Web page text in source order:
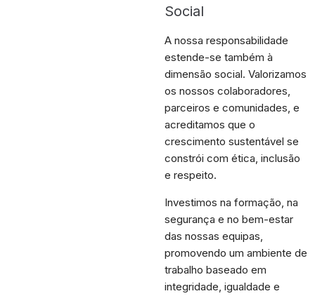
Social
A nossa responsabilidade
estende-se também à
dimensão social. Valorizamos
os nossos colaboradores,
parceiros e comunidades, e
acreditamos que o
crescimento sustentável se
constrói com ética, inclusão
e respeito.
Investimos na formação, na
segurança e no bem-estar
das nossas equipas,
promovendo um ambiente de
trabalho baseado em
integridade, igualdade e